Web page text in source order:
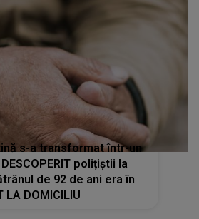
s-a transformat într-un
polițiștii la
de 92 de ani era în
LA DOMICILIU